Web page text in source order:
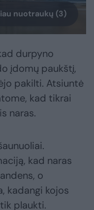
nuotraukų (3)
durpyno
įdomų paukštį,
pakilti. Atsiuntė
kad tikrai
naras.
kad naras
o
kadangi kojos
plaukti.